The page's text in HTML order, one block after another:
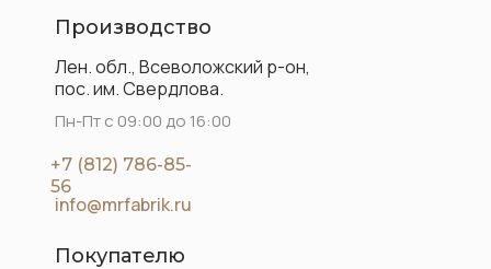
Производство
Покупателю
+7 (812) 786-85-
56
Пн-Пт с 09:00 до 16:00
Лен. обл., Всеволожский р-он,
пос. им. Свердлова.
info@mrfabrik.ru